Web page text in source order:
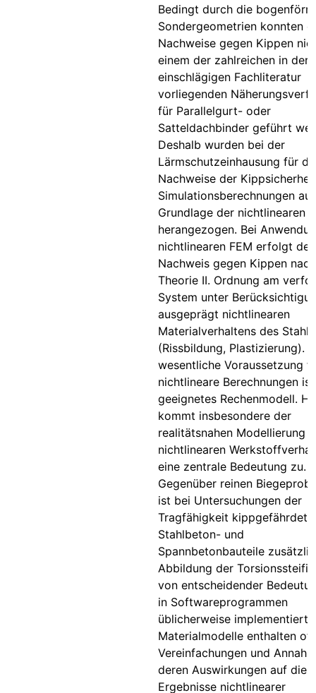
Bedingt durch die
Sondergeometrien konnten
Nachweise gegen Kippen
einem der zahlreichen in der
einschlägigen Fachliteratur
vorliegenden
für Parallelgurt- oder
Satteldachbinder geführt
Deshalb wurden bei der
Lärmschutzeinhausung für
Nachweise der Kippsicherheit
Simulationsberechnungen auf
Grundlage der nichtlinearen
herangezogen. Bei
nichtlinearen FEM erfolgt der
Nachweis gegen Kippen nach
Theorie II. Ordnung am
System unter
ausgeprägt nichtlinearen
Materialverhaltens des
(Rissbildung, Plastizierung).
wesentliche Voraussetzung
nichtlineare Berechnungen
geeignetes Rechenmodell.
kommt insbesondere der
realitätsnahen Modellierung
nichtlinearen
eine zentrale Bedeutung zu.
Gegenüber reinen
ist bei Untersuchungen der
Tragfähigkeit
Stahlbeton- und
Spannbetonbauteile
Abbildung der
von entscheidender
in Softwareprogrammen
üblicherweise
Materialmodelle enthalten oft
Vereinfachungen und
deren Auswirkungen auf die
Ergebnisse nichtlinearer